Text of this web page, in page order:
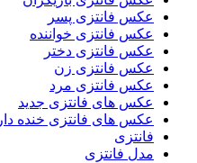
عکس فانتزی پسر
عکس فانتزی خواننده
عکس فانتزی دختر
عکس فانتزی زن
عکس فانتزی مرد
عکس های فانتزی جدید
عکس های فانتزی خنده دار
فانتزی
مدل فانتزی